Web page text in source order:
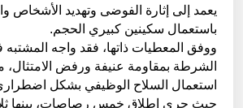
يعمد إلى إثارة الفوضى وتهديد الأشخاص
باستعمال سكينين كبيري الحجم.
ووفق المعطيات ذاتها، فقد واجه المشتبه
الشرطة بمقاومة عنيفة ورفض الامتثال،
استعمال السلاح الوظيفي بشكل
حيث جرى إطلاق خمس رصاصات، بينها